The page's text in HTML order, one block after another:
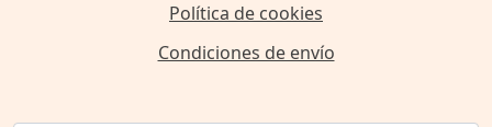
Política de cookies
Condiciones de envío